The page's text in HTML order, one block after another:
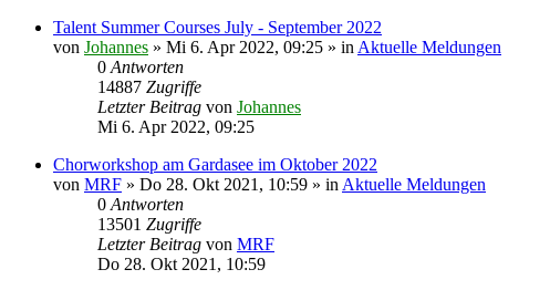
Talent Summer Courses July - September 2022
von Johannes » Mi 6. Apr 2022, 09:25 » in Aktuelle Meldungen
0 Antworten
14887 Zugriffe
Letzter Beitrag von Johannes
Mi 6. Apr 2022, 09:25
Chorworkshop am Gardasee im Oktober 2022
von MRF » Do 28. Okt 2021, 10:59 » in Aktuelle Meldungen
0 Antworten
13501 Zugriffe
Letzter Beitrag von MRF
Do 28. Okt 2021, 10:59